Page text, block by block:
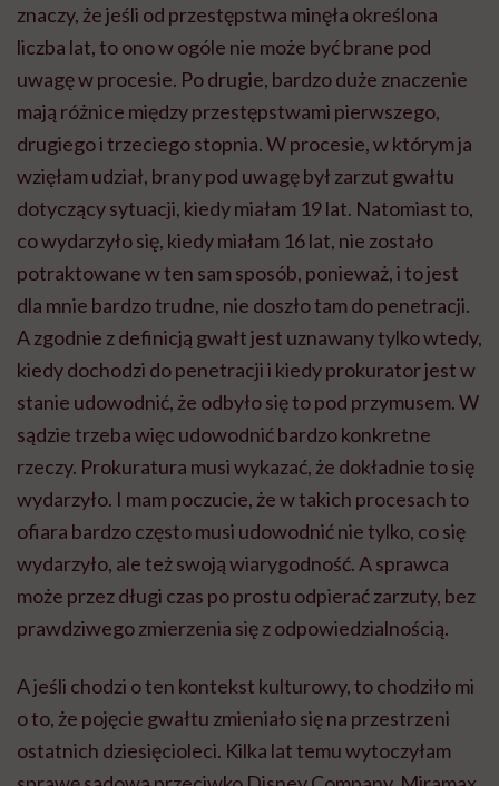
znaczy, że jeśli od przestępstwa minęła określona
liczba lat, to ono w ogóle nie może być brane pod
uwagę w procesie. Po drugie, bardzo duże znaczenie
mają różnice między przestępstwami pierwszego,
drugiego i trzeciego stopnia. W procesie, w którym ja
wzięłam udział, brany pod uwagę był zarzut gwałtu
dotyczący sytuacji, kiedy miałam 19 lat. Natomiast to,
co wydarzyło się, kiedy miałam 16 lat, nie zostało
potraktowane w ten sam sposób, ponieważ, i to jest
dla mnie bardzo trudne, nie doszło tam do penetracji.
A zgodnie z definicją gwałt jest uznawany tylko wtedy,
kiedy dochodzi do penetracji i kiedy prokurator jest w
stanie udowodnić, że odbyło się to pod przymusem. W
sądzie trzeba więc udowodnić bardzo konkretne
rzeczy. Prokuratura musi wykazać, że dokładnie to się
wydarzyło. I mam poczucie, że w takich procesach to
ofiara bardzo często musi udowodnić nie tylko, co się
wydarzyło, ale też swoją wiarygodność. A sprawca
może przez długi czas po prostu odpierać zarzuty, bez
prawdziwego zmierzenia się z odpowiedzialnością.
A jeśli chodzi o ten kontekst kulturowy, to chodziło mi
o to, że pojęcie gwałtu zmieniało się na przestrzeni
ostatnich dziesięcioleci. Kilka lat temu wytoczyłam